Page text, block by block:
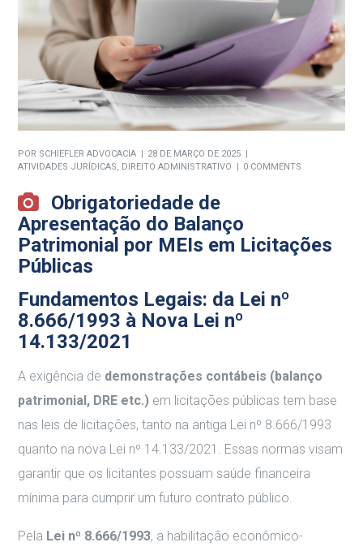
POR SCHIEFLER ADVOCACIA
28 DE MARÇO DE 2025
ATIVIDADES JURÍDICAS, DIREITO ADMINISTRATIVO 0 COMMENTS
Obrigatoriedade de
Apresentação do Balanço
Patrimonial por MEIs em Licitações
Públicas
Fundamentos Legais: da Lei nº
8.666/1993 à Nova Lei nº
14.133/2021
A exigência de demonstrações contábeis (balanço
patrimonial, DRE etc.) em licitações públicas tem base
nas leis de licitações, tanto na antiga Lei nº 8.666/1993
quanto na nova Lei nº 14.133/2021. Essas normas visam
garantir que os licitantes possuam saúde financeira
mínima para cumprir um futuro contrato público.
Pela Lei nº 8.666/1993, a habilitação econômico-